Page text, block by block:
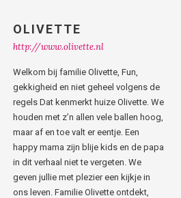
OLIVETTE
http://www.olivette.nl
Welkom bij familie Olivette, Fun,
gekkigheid en niet geheel volgens de
regels Dat kenmerkt huize Olivette. We
houden met z’n allen vele ballen hoog,
maar af en toe valt er eentje. Een
happy mama zijn blije kids en de papa
in dit verhaal niet te vergeten. We
geven jullie met plezier een kijkje in
ons leven. Familie Olivette ontdekt,